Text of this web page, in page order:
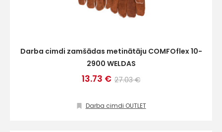
Darba cimdi zamšādas metinātāju COMFOflex 10-
2900 WELDAS
13.73 € 27.03 €
Darba cimdi OUTLET